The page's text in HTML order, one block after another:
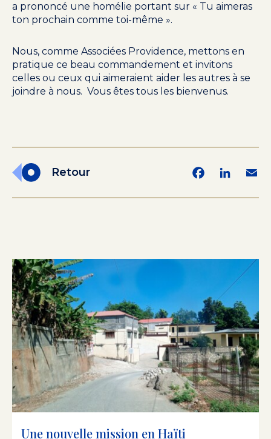
a prononcé une homélie portant sur « Tu aimeras
ton prochain comme toi-même ».
Nous, comme Associées Providence, mettons en
pratique ce beau commandement et invitons
celles ou ceux qui aimeraient aider les autres à se
joindre à nous. Vous êtes tous les bienvenus.
Retour
Facebook
Une nouvelle mission en Haïti